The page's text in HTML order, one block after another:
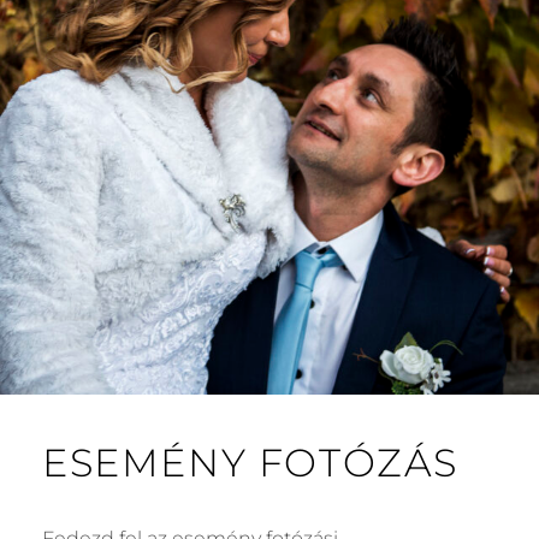
ESEMÉNY FOTÓZÁS